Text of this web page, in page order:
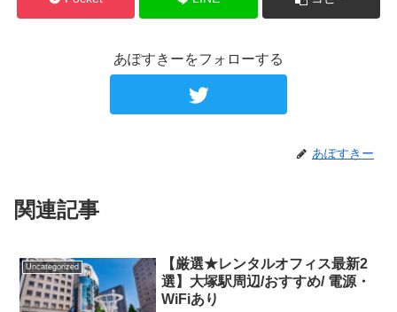
あぽすきーをフォローする
あぽすきー
関連記事
Uncategorized
【厳選★レンタルオフィス最新2
選】大塚駅周辺/おすすめ/ 電源・
WiFiあり